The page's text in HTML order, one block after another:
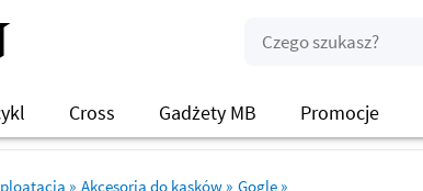
Cross Gadżety MB Promocje
» Akcesoria do kasków » Gogle »